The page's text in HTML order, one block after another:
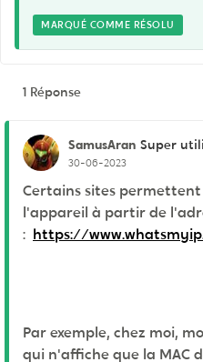
MARQUÉ COMME RÉSOLU
1 Réponse
SamusAran Super
30-06-2023
Certains sites
l'appareil à partir de
: https://
Par exemple, chez moi,
qui n'affiche que la MAC